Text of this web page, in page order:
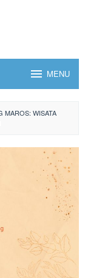
MENU
MAROS: WISATA